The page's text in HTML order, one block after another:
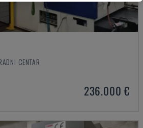
CENTAR
236.000 €